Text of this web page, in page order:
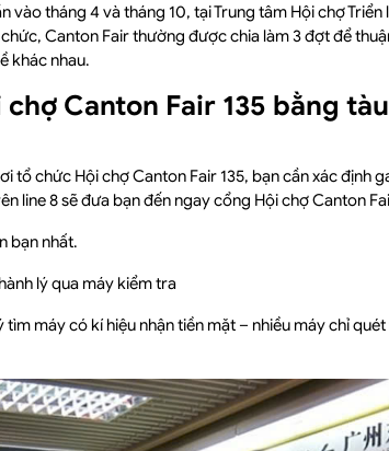
vào tháng 4 và tháng 10, tại Trung tâm Hội chợ Triển
Canton Fair thường được chia làm 3 đợt để
khác nhau.
Canton Fair 135 bằng
tổ chức Hội chợ Canton Fair 135, bạn cần xác định
line 8 sẽ đưa bạn đến ngay cổng Hội chợ Canton
bạn nhất.
lý qua máy kiểm tra
máy có kí hiệu nhận tiền mặt – nhiều máy chỉ